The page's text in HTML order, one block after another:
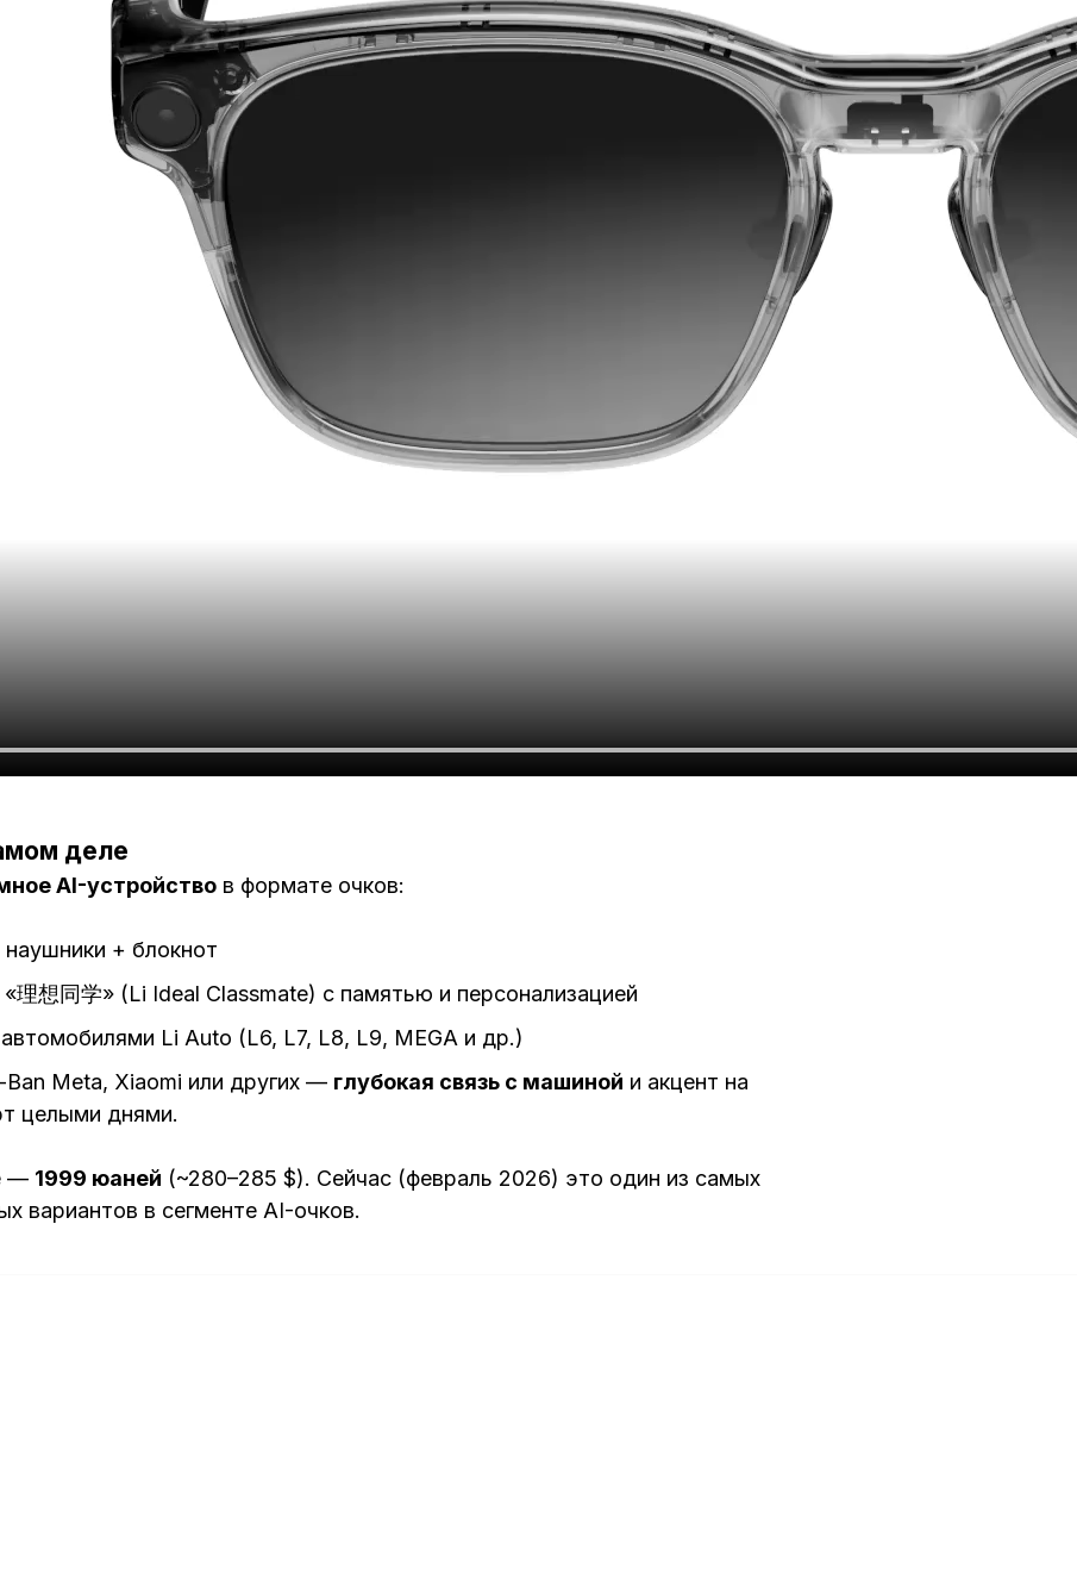
деле
AI-устройство в формате очков:
+ блокнот
理想同学» (Li Ideal Classmate) с памятью и персонализацией
Li Auto (L6, L7, L8, L9, MEGA и др.)
Ban Meta, Xiaomi или других — глубокая связь с машиной и акцент на
целыми днями.
— 1999 юаней (~280–285 $). Сейчас (февраль 2026) это один из самых
вариантов в сегменте AI-очков.